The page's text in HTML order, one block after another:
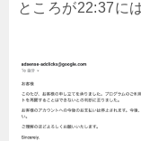
ところが22:37に